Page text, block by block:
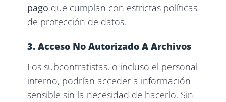
pago que cumplan con estrictas políticas
de protección de datos.
3. Acceso No Autorizado A Archivos
Los subcontratistas, o incluso el personal
interno, podrían acceder a información
sensible sin la necesidad de hacerlo. Sin